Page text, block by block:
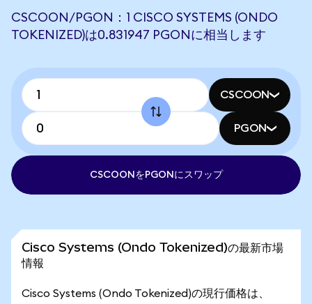
CSCOON/PGON：1 CISCO SYSTEMS (ONDO
TOKENIZED)は0.831947 PGONに相当します
CSCOON
PGON
CSCOONをPGONにスワップ
Cisco Systems (Ondo Tokenized)の最新市場
情報
Cisco Systems (Ondo Tokenized)の現行価格は、